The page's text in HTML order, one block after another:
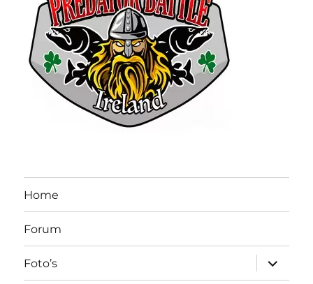
Home
Forum
Foto’s